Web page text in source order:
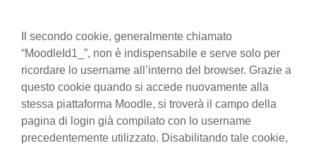
Il secondo cookie, generalmente chiamato
“MoodleId1_”, non è indispensabile e serve solo per
ricordare lo username all’interno del browser. Grazie a
questo cookie quando si accede nuovamente alla
stessa piattaforma Moodle, si troverà il campo della
pagina di login già compilato con lo username
precedentemente utilizzato. Disabilitando tale cookie,